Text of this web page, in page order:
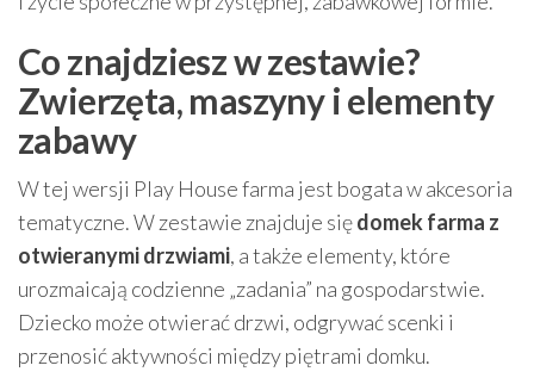
Co znajdziesz w zestawie?
Zwierzęta, maszyny i elementy
zabawy
W tej wersji Play House farma jest bogata w akcesoria
tematyczne. W zestawie znajduje siędomek farma z
otwieranymi drzwiami, a także elementy, które
urozmaicają codzienne „zadania” na gospodarstwie.
Dziecko może otwierać drzwi, odgrywać scenki i
przenosić aktywności między piętrami domku.